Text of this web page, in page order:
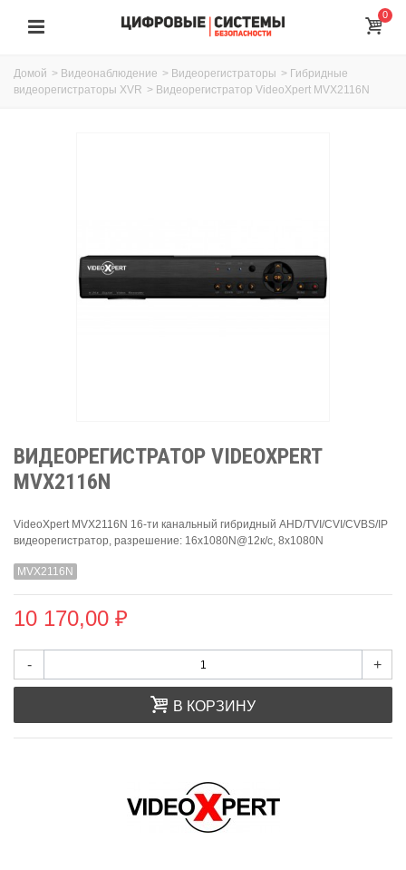
0
Домой > Видеонаблюдение > Видеорегистраторы > Гибридные
видеорегистраторы XVR > Видеорегистратор VideoXpert MVX2116N
ВИДЕОРЕГИСТРАТОР VIDEOXPERT
MVX2116N
VideoXpert MVX2116N 16-ти канальный гибридный AHD/TVI/CVI/CVBS/IP
видеорегистратор, разрешение: 16x1080N@12к/с, 8x1080N
MVX2116N
10 170,00 ₽
- +
В КОРЗИНУ